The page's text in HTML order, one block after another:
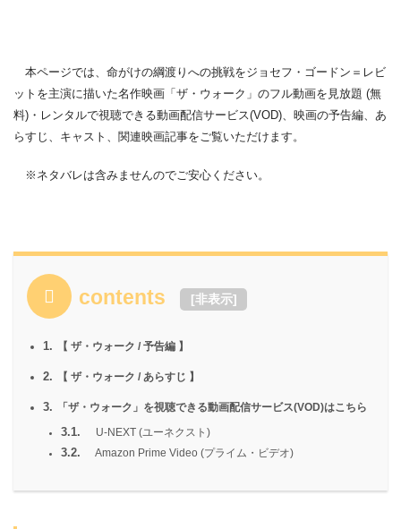
本ページでは、命がけの綱渡りへの挑戦をジョセフ・ゴードン＝レビ
ットを主演に描いた名作映画「ザ・ウォーク」のフル動画を見放題 (無
料)・レンタルで視聴できる動画配信サービス(VOD)、映画の予告編、あ
らすじ、キャスト、関連映画記事をご覧いただけます。
※ネタバレは含みませんのでご安心ください。
contents [非表示]
1. 【 ザ・ウォーク / 予告編 】
2. 【 ザ・ウォーク / あらすじ 】
3.
「ザ・ウォーク」を視聴できる動画配信サービス(VOD)はこちら
3.1.
U-NEXT (ユーネクスト)
3.2. Amazon Prime Video (プライム・ビデオ)